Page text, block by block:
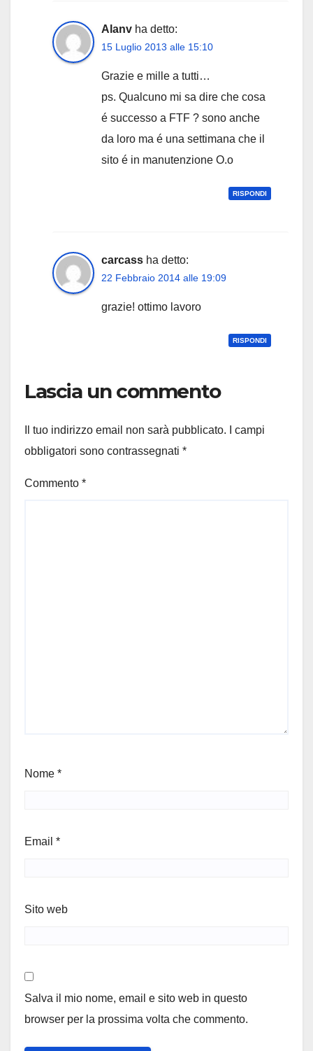
Alanv ha detto:
15 Luglio 2013 alle 15:10
Grazie e mille a tutti…
ps. Qualcuno mi sa dire che cosa
é successo a FTF ? sono anche
da loro ma é una settimana che il
sito é in manutenzione O.o
RISPONDI
carcass ha detto:
22 Febbraio 2014 alle 19:09
grazie! ottimo lavoro
RISPONDI
Lascia un commento
Il tuo indirizzo email non sarà pubblicato.
I campi
obbligatori sono contrassegnati *
Commento *
Nome *
Email *
Sito web
Salva il mio nome, email e sito web in questo
browser per la prossima volta che commento.